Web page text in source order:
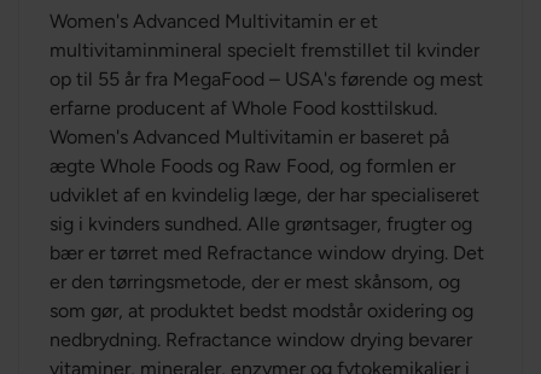
Women's Advanced Multivitamin er et
multivitaminmineral specielt fremstillet til kvinder
op til 55 år fra MegaFood – USA's førende og mest
erfarne producent af Whole Food kosttilskud.
Women's Advanced Multivitamin er baseret på
ægte Whole Foods og Raw Food, og formlen er
udviklet af en kvindelig læge, der har specialiseret
sig i kvinders sundhed. Alle grøntsager, frugter og
bær er tørret med Refractance window drying. Det
er den tørringsmetode, der er mest skånsom, og
som gør, at produktet bedst modstår oxidering og
nedbrydning. Refractance window drying bevarer
vitaminer, mineraler, enzymer og fytokemikalier i